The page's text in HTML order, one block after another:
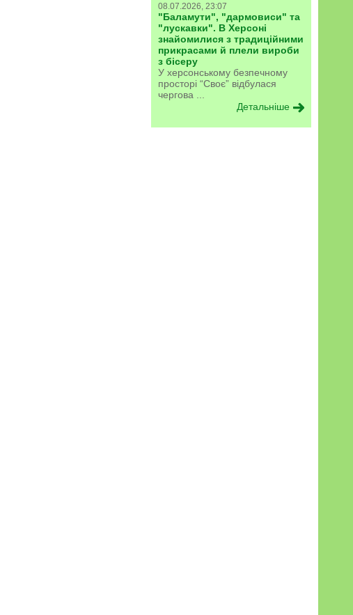
08.07.2026, 23:07
"Баламути", "дармовиси" та
"лускавки". В Херсоні
знайомилися з традиційними
прикрасами й плели вироби
з бісеру
У херсонському безпечному
просторі “Своє” відбулася
чергова ...
Детальніше